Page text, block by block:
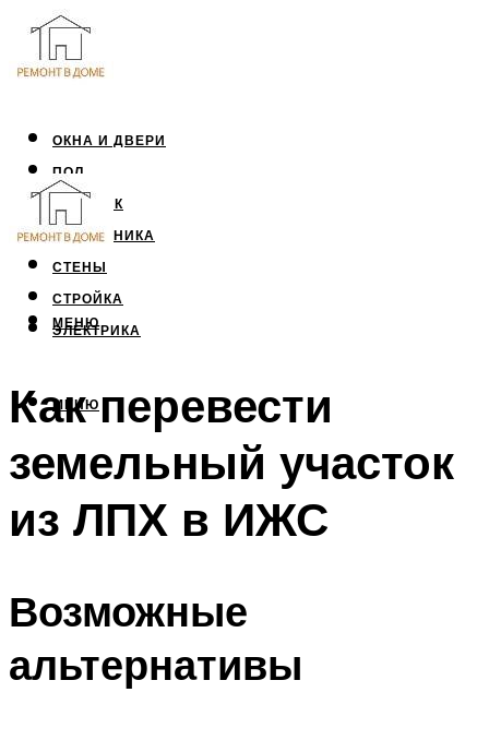
ОКНА И ДВЕРИ
ПОЛ
ПОТОЛОК
САНТЕХНИКА
СТЕНЫ
СТРОЙКА
ЭЛЕКТРИКА
МЕНЮ
МЕНЮ
Как перевести
земельный участок
из ЛПХ в ИЖС
Возможные
альтернативы